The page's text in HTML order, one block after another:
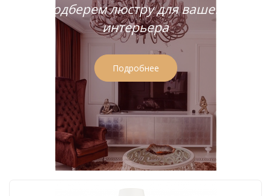
Подберем люстру для вашего
интерьера
Подробнее